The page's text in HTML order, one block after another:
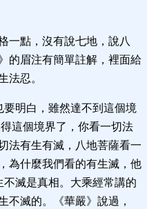
一點，沒有說七地，說八
的眉注有簡單註解，裡面給
法忍。
明白，雖然達不到這個境
這個境界了，你看一切法
法有生有滅，八地菩薩看一
為什麼我們看的有生滅，他
滅是真相。大乘經常講的
不滅的。《華嚴》說過，